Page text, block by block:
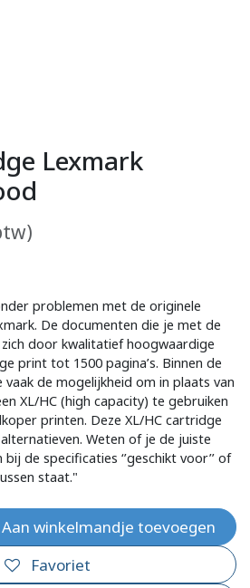
Lexmark
problemen met de originele
De documenten die je met de
door kwalitatief hoogwaardige
print tot 1500 pagina’s. Binnen de
de mogelijkheid om in plaats van
XL/HC (high capacity) te gebruiken
printen. Deze XL/HC cartridge
Weten of je de juiste
de specificaties ‘’geschikt voor’’ of
staat."
Aan winkelmandje toevoegen
Favoriet